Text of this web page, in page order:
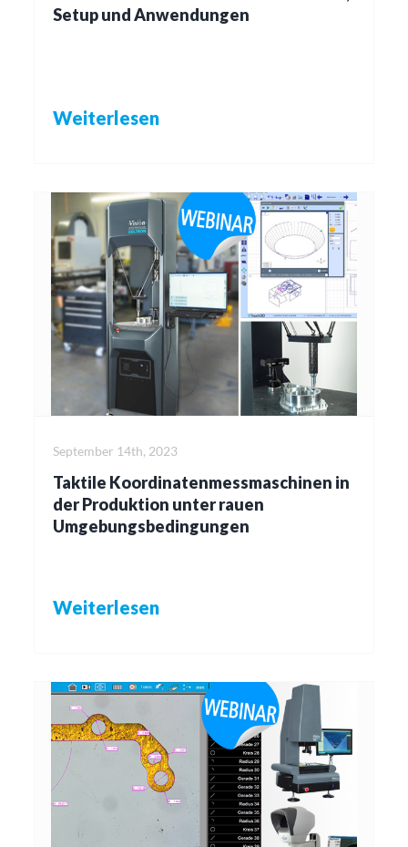
Setup und Anwendungen
Weiterlesen
Taktile Koordinatenmessmaschinen in
der Produktion unter rauen
Umgebungsbedingungen
September 14th, 2023
Weiterlesen